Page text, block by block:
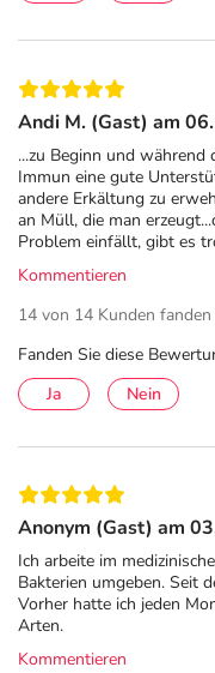
Andi M. (Gast) am
...zu Beginn und
Immun eine gute
andere Erkältung zu
an Müll, die man
Problem einfällt, gibt es
Kommentieren
14 von 14 Kunden
Fanden Sie diese
Ja
Nein
Anonym (Gast) am
Ich arbeite im
Bakterien umgeben. Seit
Vorher hatte ich jeden
Arten.
Kommentieren